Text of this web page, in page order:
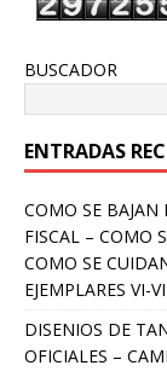
BUSCADOR
ENTRADAS
COMO SE BAJAN
FISCAL – COMO
COMO SE
EJEMPLARES VI-
DISENIOS DE
OFICIALES –